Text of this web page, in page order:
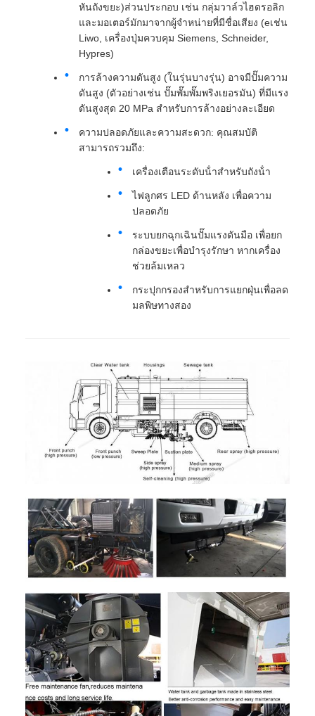
หันถังขยะ)ส่วนประกอบ เช่น กลุ่มวาล์วไฮดรอลิก
และมอเตอร์มักมาจากผู้จําหน่ายที่มีชื่อเสียง (eเช่น
Liwo, เครื่องปุ่มควบคุม Siemens, Schneider,
Hypres)
การล้างความดันสูง (ในรุ่นบางรุ่น) อาจมีปั๊มความ
ดันสูง (ตัวอย่างเช่น ปั๊มพั๊มพั๊มพริงเยอรมัน) ที่มีแรง
ดันสูงสุด 20 MPa สําหรับการล้างอย่างละเอียด
ความปลอดภัยและความสะดวก: คุณสมบัติ
สามารถรวมถึง:
เครื่องเตือนระดับน้ําสําหรับถังน้ํา
ไฟลูกศร LED ด้านหลัง เพื่อความ
ปลอดภัย
ระบบยกฉุกเฉินปั๊มแรงดันมือ เพื่อยก
กล่องขยะเพื่อบํารุงรักษา หากเครื่อง
ช่วยล้มเหลว
กระปุกกรองสําหรับการแยกฝุ่นเพื่อลด
มลพิษทางสอง